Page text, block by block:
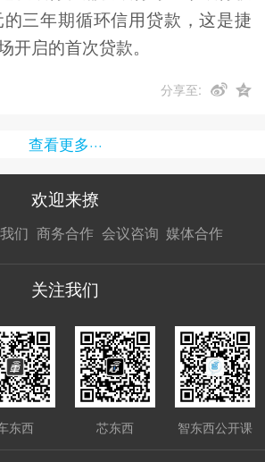
三年期循环信用贷款，这是捷
开启的首次贷款。
分享至:
查看更多···
欢迎来撩
们
历
商务合作
接开聊
会议咨询 媒体合作
接开聊
关注我们
东西 芯东西 智东西公开课